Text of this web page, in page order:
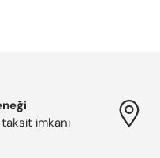
imkanı